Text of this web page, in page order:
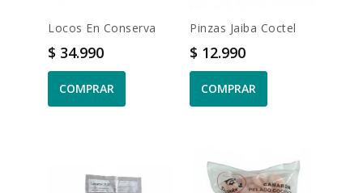
Locos En Conserva
Precio
$ 34.990
COMPRAR
Pinzas Jaiba Coctel
Precio
$ 12.990
COMPRAR